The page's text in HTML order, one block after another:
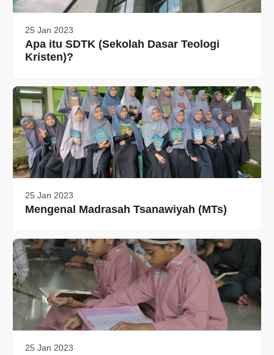
25 Jan 2023
Apa itu SDTK (Sekolah Dasar Teologi
Kristen)?
25 Jan 2023
Mengenal Madrasah Tsanawiyah (MTs)
25 Jan 2023